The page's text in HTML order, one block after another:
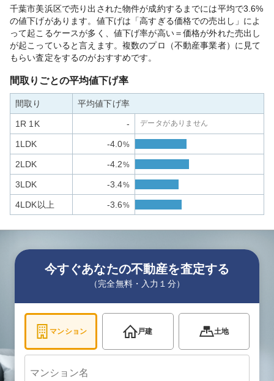
千葉市美浜区で売り出された物件が成約するまでには平均で3.6%
の値下げがあります。値下げは「高すぎる価格での売出し」によ
って起こるケースが多く、値下げ率が高い＝価格が外れた売出し
が起こっていると言えます。複数のプロ（不動産事業者）に見て
もらい査定をするのがおすすめです。
間取りごとの平均値下げ率
間取り 平均値下げ率
1R 1K - データがありません
1LDK -4.0%
2LDK -4.2%
3LDK -3.4%
4LDK以上 -3.6%
今すぐあなたの不動産を査定する
（完全無料・入力１分）
マンション 戸建 土地